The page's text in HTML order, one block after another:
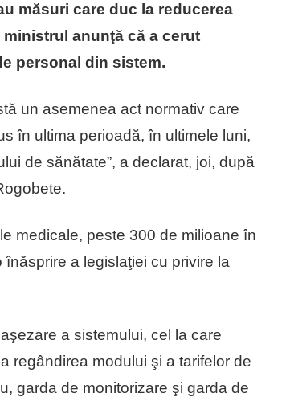
măsuri care duc la reducerea
anunţă că a cerut
personal din sistem.
un asemenea act normativ care
în ultima perioadă, în ultimele luni,
de sănătate”, a declarat, joi, după
medicale, peste 300 de milioane în
înăsprire a legislaţiei cu privire la
a sistemului, cel la care
regândirea modului şi a tarifelor de
garda de monitorizare şi garda de